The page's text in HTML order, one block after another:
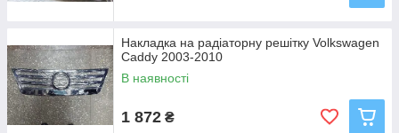
Накладка на радіаторну решітку Volkswagen
Caddy 2003-2010
В наявності
1 872 ₴